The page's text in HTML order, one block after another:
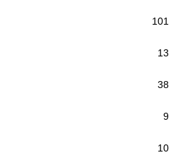
101
13
38
9
10